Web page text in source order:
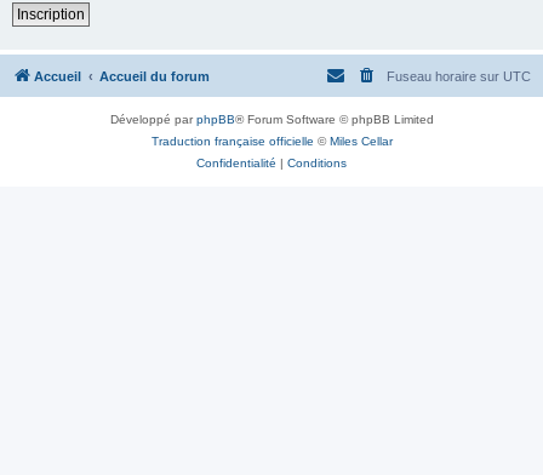
Inscription
Accueil Accueil du forum Fuseau horaire sur UTC
Développé parphpBB® Forum Software © phpBB Limited
Traduction française officielle ©Miles Cellar
Confidentialité | Conditions